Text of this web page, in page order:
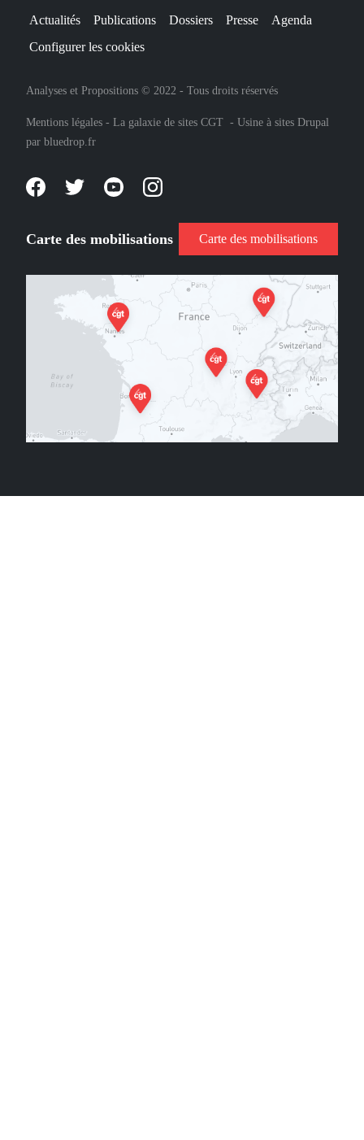
Actualités Publications Dossiers Presse
Agenda
Configurer les cookies
Analyses et Propositions © 2022 - Tous droits réservés
Mentions légales - La galaxie de sites CGT - Usine à sites Drupal
par bluedrop.fr
Carte des mobilisations Carte des mobilisations